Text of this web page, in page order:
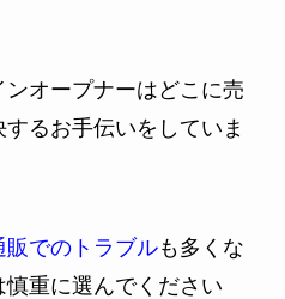
オープナーはどこに売
るお手伝いをしていま
販でのトラブルも多くな
重に選んでください